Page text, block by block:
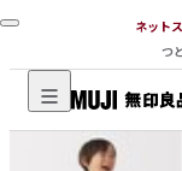
ネット
つ
無
印